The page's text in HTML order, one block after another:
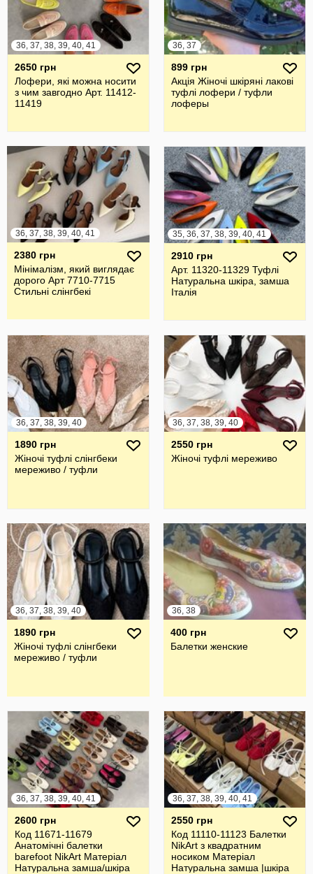
36, 37, 38, 39, 40, 41
2650 грн
Лофери, які можна носити
з чим завгодно Арт. 11412-
11419
36, 37
899 грн
Акція Жіночі шкіряні лакові
туфлі лофери / туфли
лоферы
36, 37, 38, 39, 40, 41
2380 грн
Мінімалізм, який виглядає
дорого Арт 7710-7715
Стильні слінгбекі
35, 36, 37, 38, 39, 40, 41
2910 грн
Арт. 11320-11329 Туфлі
Натуральна шкіра, замша
Італія
36, 37, 38, 39, 40
1890 грн
Жіночі туфлі слінгбеки
мереживо / туфли
36, 37, 38, 39, 40
2550 грн
Жіночі туфлі мереживо
36, 37, 38, 39, 40
1890 грн
Жіночі туфлі слінгбеки
мереживо / туфли
36, 38
400 грн
Балетки женские
36, 37, 38, 39, 40, 41
2600 грн
Код 11671-11679
Анатомічні балетки
barefoot NikArt Матеріал
Натуральна замша/шкіра
36, 37, 38, 39, 40, 41
2550 грн
Код 11110-11123 Балетки
NikArt з квадратним
носиком Матеріал
Натуральна замша |шкіра